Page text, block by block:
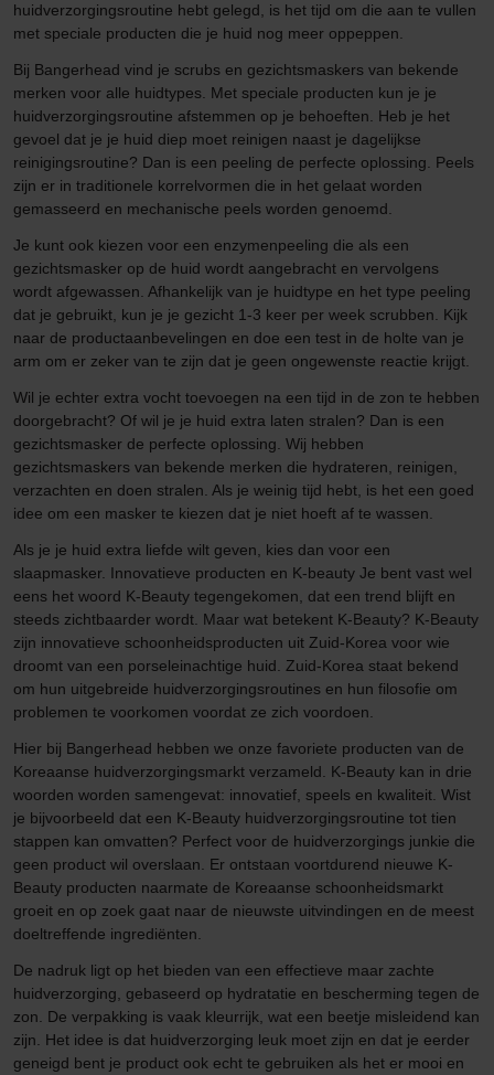
huidverzorgingsroutine hebt gelegd, is het tijd om die aan te vullen
met speciale producten die je huid nog meer oppeppen.
Bij Bangerhead vind je scrubs en gezichtsmaskers van bekende
merken voor alle huidtypes. Met speciale producten kun je je
huidverzorgingsroutine afstemmen op je behoeften. Heb je het
gevoel dat je je huid diep moet reinigen naast je dagelijkse
reinigingsroutine? Dan is een peeling de perfecte oplossing. Peels
zijn er in traditionele korrelvormen die in het gelaat worden
gemasseerd en mechanische peels worden genoemd.
Je kunt ook kiezen voor een enzymenpeeling die als een
gezichtsmasker op de huid wordt aangebracht en vervolgens
wordt afgewassen. Afhankelijk van je huidtype en het type peeling
dat je gebruikt, kun je je gezicht 1-3 keer per week scrubben. Kijk
naar de productaanbevelingen en doe een test in de holte van je
arm om er zeker van te zijn dat je geen ongewenste reactie krijgt.
Wil je echter extra vocht toevoegen na een tijd in de zon te hebben
doorgebracht? Of wil je je huid extra laten stralen? Dan is een
gezichtsmasker de perfecte oplossing. Wij hebben
gezichtsmaskers van bekende merken die hydrateren, reinigen,
verzachten en doen stralen. Als je weinig tijd hebt, is het een goed
idee om een masker te kiezen dat je niet hoeft af te wassen.
Als je je huid extra liefde wilt geven, kies dan voor een
slaapmasker. Innovatieve producten en K-beauty Je bent vast wel
eens het woord K-Beauty tegengekomen, dat een trend blijft en
steeds zichtbaarder wordt. Maar wat betekent K-Beauty? K-Beauty
zijn innovatieve schoonheidsproducten uit Zuid-Korea voor wie
droomt van een porseleinachtige huid. Zuid-Korea staat bekend
om hun uitgebreide huidverzorgingsroutines en hun filosofie om
problemen te voorkomen voordat ze zich voordoen.
Hier bij Bangerhead hebben we onze favoriete producten van de
Koreaanse huidverzorgingsmarkt verzameld. K-Beauty kan in drie
woorden worden samengevat: innovatief, speels en kwaliteit. Wist
je bijvoorbeeld dat een K-Beauty huidverzorgingsroutine tot tien
stappen kan omvatten? Perfect voor de huidverzorgings junkie die
geen product wil overslaan. Er ontstaan voortdurend nieuwe K-
Beauty producten naarmate de Koreaanse schoonheidsmarkt
groeit en op zoek gaat naar de nieuwste uitvindingen en de meest
doeltreffende ingrediënten.
De nadruk ligt op het bieden van een effectieve maar zachte
huidverzorging, gebaseerd op hydratatie en bescherming tegen de
zon. De verpakking is vaak kleurrijk, wat een beetje misleidend kan
zijn. Het idee is dat huidverzorging leuk moet zijn en dat je eerder
geneigd bent je product ook echt te gebruiken als het er mooi en